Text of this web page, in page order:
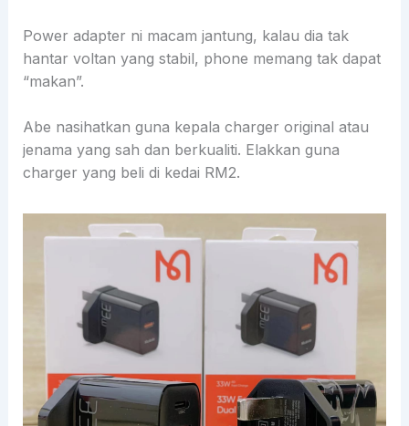
Power adapter ni macam jantung, kalau dia tak
hantar voltan yang stabil, phone memang tak dapat
“makan”.
Abe nasihatkan guna kepala charger original atau
jenama yang sah dan berkualiti. Elakkan guna
charger yang beli di kedai RM2.